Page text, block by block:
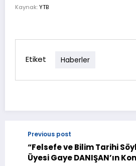
Kaynak:YTB
Etiket Haberler
Previous post
“Felsefe ve Bilim Tarihi
Üyesi Gaye DANIŞAN’ın